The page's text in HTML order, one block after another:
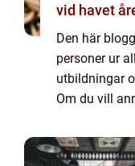
vid havet
Den här
personer ur
utbildningar
Om du vill
endast ett av
redaktionen